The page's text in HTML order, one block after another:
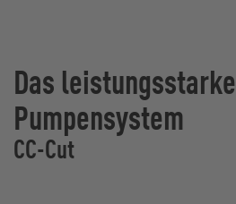
Das leistungsstarke
Pumpensystem
CC-Cut